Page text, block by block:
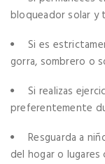
bloqueador solar y
Si es
gorra, sombrero o
Si realizas
preferentemente
Resguarda a
del hogar o lugares